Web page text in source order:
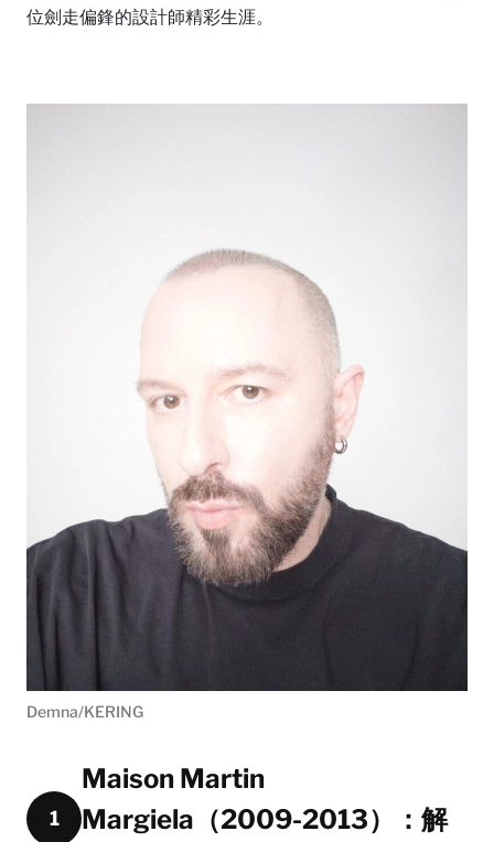
位劍走偏鋒的設計師精彩生涯。
Demna/KERING
1
Maison Martin
Margiela（2009-2013）：解